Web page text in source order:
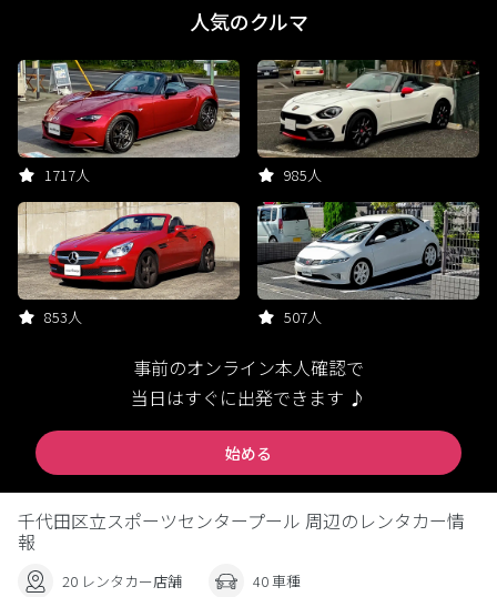
人気のクルマ
1717人 985人
853人 507人
事前のオンライン本人確認で
当日はすぐに出発できます ♪
始める
千代田区立スポーツセンタープール 周辺のレンタカー情
報
20 レンタカー店舗 40 車種